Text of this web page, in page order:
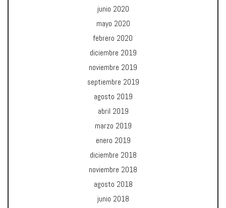
junio 2020
mayo 2020
febrero 2020
diciembre 2019
noviembre 2019
septiembre 2019
agosto 2019
abril 2019
marzo 2019
enero 2019
diciembre 2018
noviembre 2018
agosto 2018
junio 2018